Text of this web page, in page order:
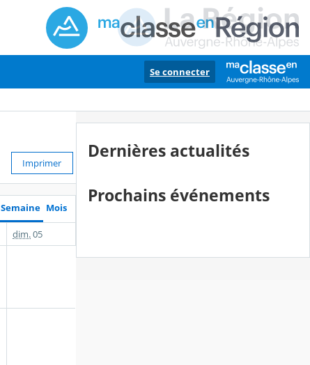
Se connecter
Imprimer
Semaine Mois
dim.05
Dernières actualités
Prochains événements